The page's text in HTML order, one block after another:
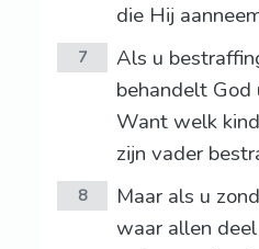
die Hij
7
Als u
behandelt God
Want welk
zijn vader
8
Maar als u
waar allen